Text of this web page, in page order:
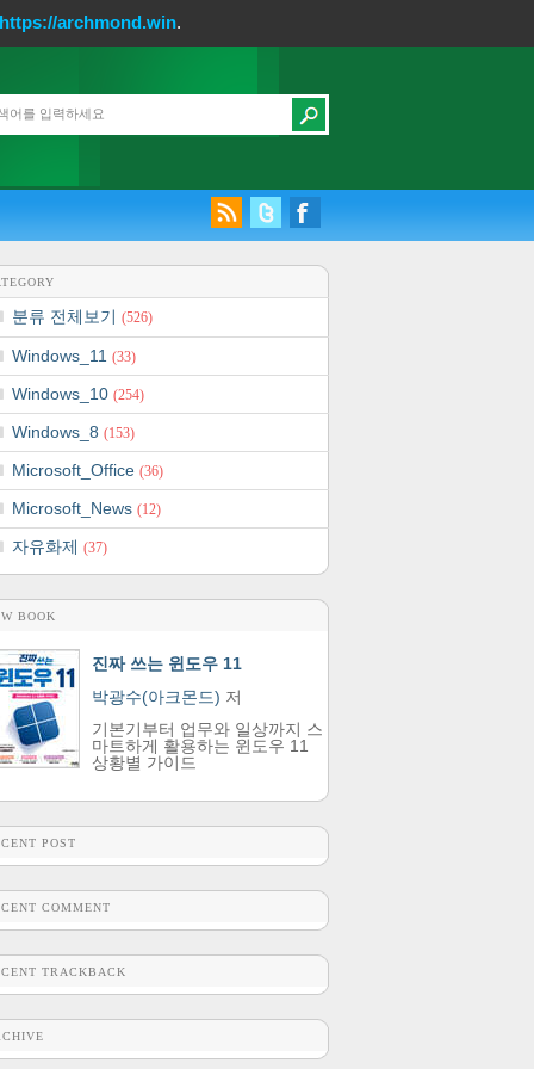
https://archmond.win.
분류 전체보기 (526)
Windows_11 (33)
Windows_10 (254)
Windows_8 (153)
Microsoft_Office (36)
Microsoft_News (12)
자유화제 (37)
BOOK
진짜 쓰는 윈도우 11
박광수(아크몬드) 저
기본기부터 업무와 일상까지 스
마트하게 활용하는 윈도우 11
상황별 가이드
POST
COMMENT
TRACKBACK